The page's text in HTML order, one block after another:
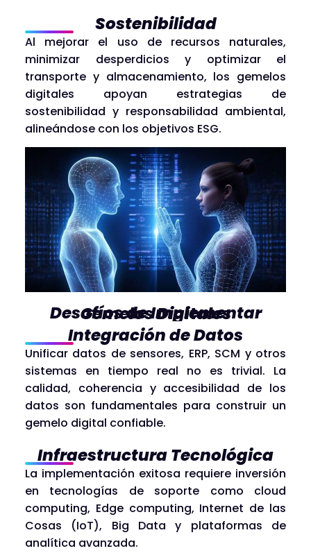
Sostenibilidad
Al mejorar el uso de recursos naturales,
minimizar desperdicios y optimizar el
transporte y almacenamiento, los gemelos
digitales apoyan estrategias de
sostenibilidad y responsabilidad ambiental,
alineándose con los objetivos ESG.
Desafíos de Implementar Gemelos Digitales
Integración de Datos
Unificar datos de sensores, ERP, SCM y otros
sistemas en tiempo real no es trivial. La
calidad, coherencia y accesibilidad de los
datos son fundamentales para construir un
gemelo digital confiable.
Infraestructura Tecnológica
La implementación exitosa requiere inversión
en tecnologías de soporte como cloud
computing, Edge computing, Internet de las
Cosas (IoT), Big Data y plataformas de
analítica avanzada.